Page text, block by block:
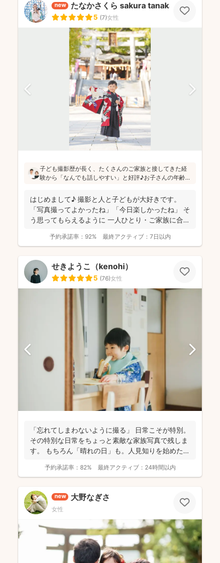
new たなかさくら sakura tanaka
5 (7)女性
子ども撮影歴が長く、たくさんのご家族と接してきた経
験から「なんでも話しやすい」と好評♪お子さんの年齢や
しゃり、親御さんの要望もしっかり汲み取って撮影を進
められています(^^)
はじめまして♪ 撮影と人と子どもが大好きです。
「写真撮ってよかったね」「今日楽しかったね」 そ
う思ってもらえるように 一人ひとり・ご家族に合わ
予約承諾率： 92% 最終アクティブ： 7日以内
せきようこ（kenohi）
5 (76)女性
「忘れてしまわないように撮る」 日常こそが特別。
その特別な日常をちょっと素敵な家族写真で残しま
す。 もちろん「晴れの日」も。人見知りを始めた
予約承諾率： 82% 最終アクティブ： 24時間以内
new 大野なぎさ
女性